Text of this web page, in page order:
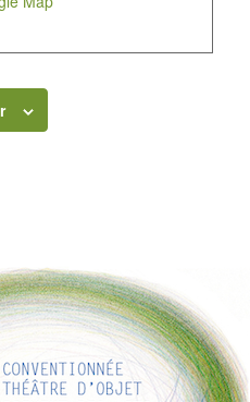
pour vous ! Appréciez votre